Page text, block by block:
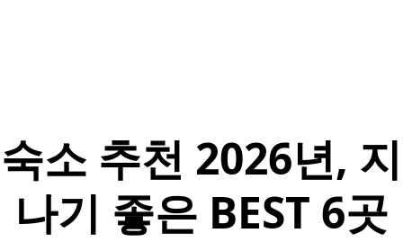
소 추천 2026년,
나기 좋은 BEST 6곳